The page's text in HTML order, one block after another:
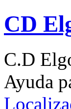
CD
C.D
Ayuda